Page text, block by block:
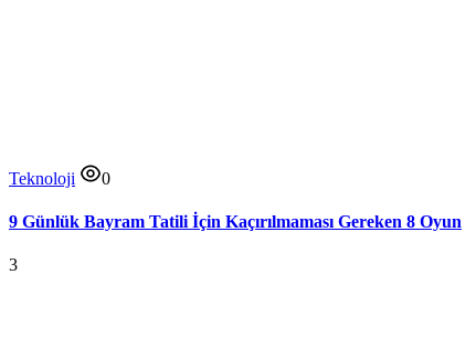
Teknoloji 0
9 Günlük Bayram Tatili İçin Kaçırılmaması Gereken 8 Oyun
3